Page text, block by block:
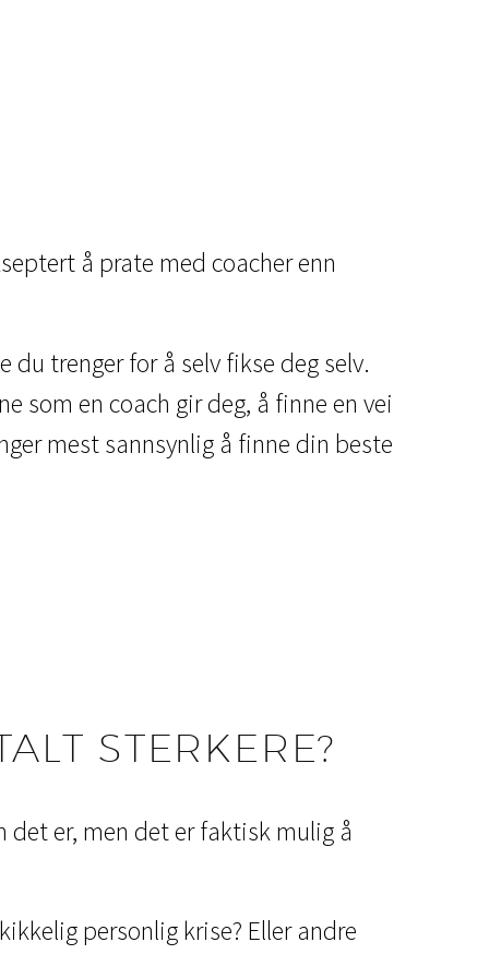
å prate med coacher enn
trenger for å selv fikse deg selv.
som en coach gir deg, å finne en vei
mest sannsynlig å finne din beste
STERKERE?
er, men det er faktisk mulig å
personlig krise? Eller andre